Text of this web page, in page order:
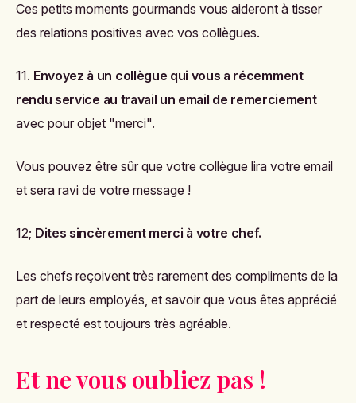
Ces petits moments gourmands vous aideront à tisser
des relations positives avec vos collègues.
11. Envoyez à un collègue qui vous a récemment
rendu service au travail un email de remerciement
avec pour objet "merci".
Vous pouvez être sûr que votre collègue lira votre email
et sera ravi de votre message !
12; Dites sincèrement merci à votre chef.
Les chefs reçoivent très rarement des compliments de la
part de leurs employés, et savoir que vous êtes apprécié
et respecté est toujours très agréable.
Et ne vous oubliez pas !